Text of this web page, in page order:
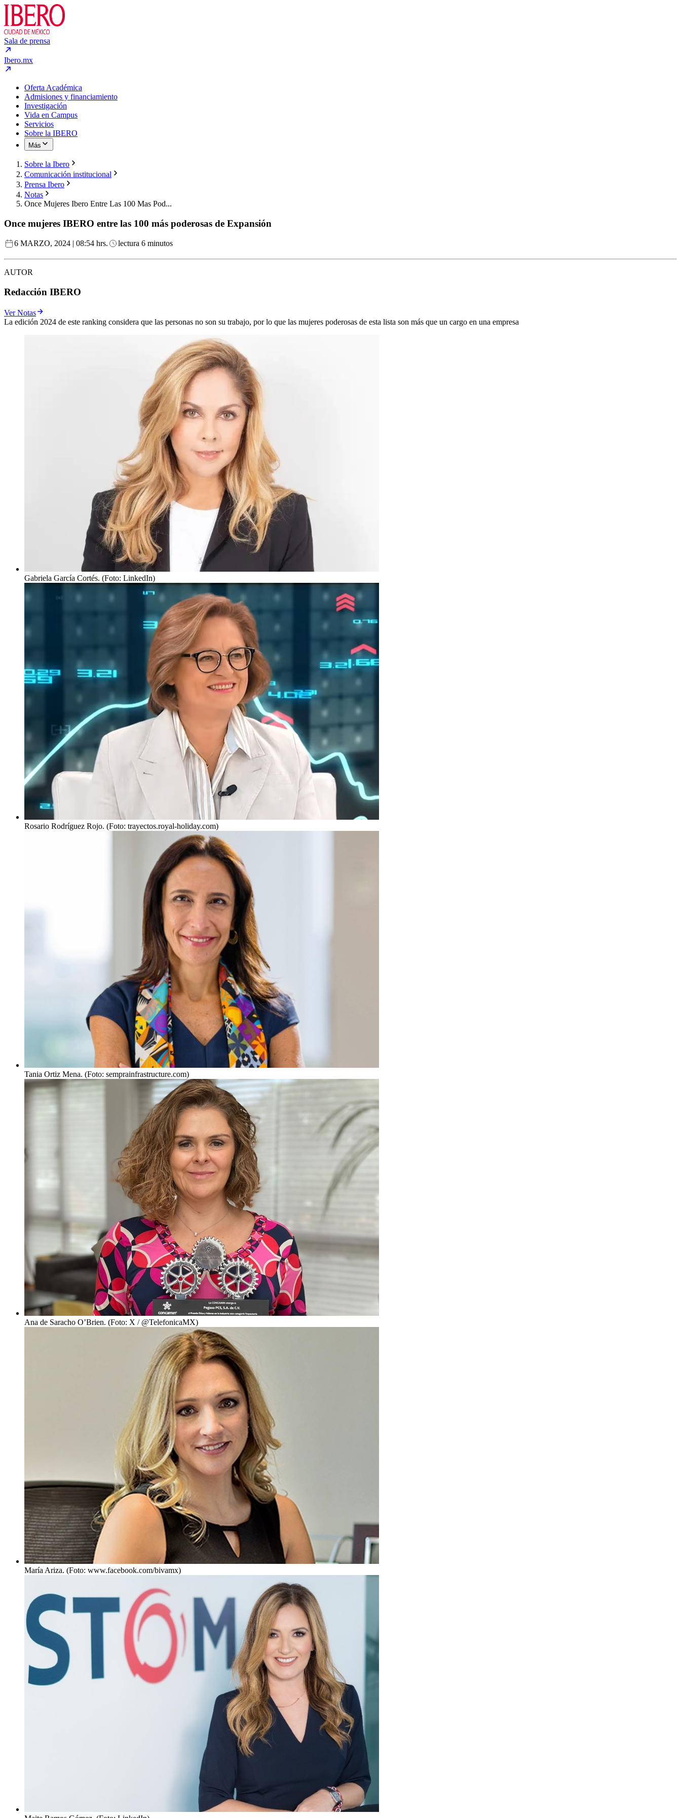
Sala de prensa
Ibero.mx
Oferta Académica
Admisiones y financiamiento
Investigación
Vida en Campus
Servicios
Sobre la IBERO
Más
Sobre la Ibero
Comunicación institucional
Prensa Ibero
Notas
Once Mujeres Ibero Entre Las 100 Mas Pod...
Once mujeres IBERO entre las 100 más poderosas de Expansión
6 MARZO, 2024 | 08:54 hrs. lectura 6 minutos
AUTOR
Redacción IBERO
Ver Notas
La edición 2024 de este ranking considera que las personas no son su trabajo, por lo que las mujeres poderosas de esta lista son más que un cargo en una empresa
Gabriela García Cortés. (Foto: LinkedIn)
Rosario Rodríguez Rojo. (Foto: trayectos.royal-holiday.com)
Tania Ortiz Mena. (Foto: semprainfrastructure.com)
Ana de Saracho O’Brien. (Foto: X / @TelefonicaMX)
María Ariza. (Foto: www.facebook.com/bivamx)